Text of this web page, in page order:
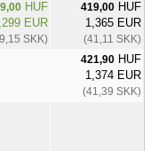
HUF
EUR
SKK)
419,00HUF
1,365 EUR
(41,11 SKK)
421,90HUF
1,374 EUR
(41,39 SKK)